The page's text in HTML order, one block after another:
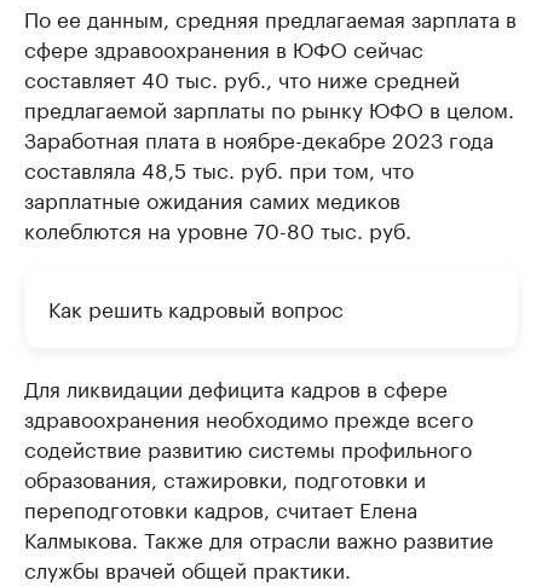
По ее данным, средняя предлагаемая зарплата в
сфере здравоохранения в ЮФО сейчас
составляет 40 тыс. руб., что ниже средней
предлагаемой зарплаты по рынку ЮФО в целом.
Заработная плата в ноябре-декабре 2023 года
составляла 48,5 тыс. руб. при том, что
зарплатные ожидания самих медиков
колеблются на уровне 70-80 тыс. руб.
Как решить кадровый вопрос
Для ликвидации дефицита кадров в сфере
здравоохранения необходимо прежде всего
содействие развитию системы профильного
образования, стажировки, подготовки и
переподготовки кадров, считает Елена
Калмыкова. Также для отрасли важно развитие
службы врачей общей практики.